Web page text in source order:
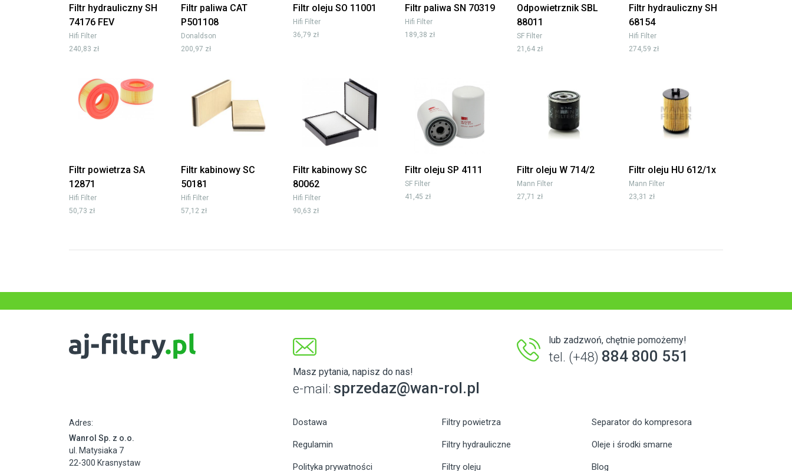
Filtr hydrauliczny SH
74176 FEV
Hifi Filter
240,83 zł
Filtr paliwa CAT
P501108
Donaldson
200,97 zł
Filtr oleju SO 11001
Hifi Filter
36,79 zł
Filtr paliwa SN 70319
Hifi Filter
189,38 zł
Odpowietrznik SBL
88011
SF Filter
21,64 zł
Filtr hydrauliczny SH
68154
Hifi Filter
274,59 zł
Filtr powietrza SA
12871
Hifi Filter
50,73 zł
Filtr kabinowy SC
50181
Hifi Filter
57,12 zł
Filtr kabinowy SC
80062
Hifi Filter
90,63 zł
Filtr oleju SP 4111
SF Filter
41,45 zł
Filtr oleju W 714/2
Mann Filter
27,71 zł
Filtr oleju HU 612/1x
Mann Filter
23,31 zł
Masz pytania, napisz do nas!
e-mail: sprzedaz@wan-rol.pl
lub zadzwoń, chętnie pomożemy!
tel. (+48) 884 800 551
Adres:
Wanrol Sp. z o.o.
ul. Matysiaka 7
22-300 Krasnystaw
Dostawa
Regulamin
Polityka prywatności
Filtry powietrza
Filtry hydrauliczne
Filtry oleju
Separator do kompresora
Oleje i środki smarne
Blog